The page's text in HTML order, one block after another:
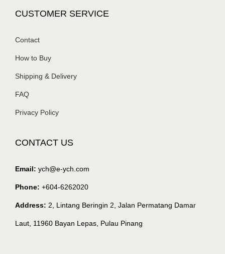
CUSTOMER SERVICE
Contact
How to Buy
Shipping & Delivery
FAQ
Privacy Policy
CONTACT US
Email: ych@e-ych.com
Phone: +604-6262020
Address: 2, Lintang Beringin 2, Jalan Permatang Damar
Laut, 11960 Bayan Lepas, Pulau Pinang